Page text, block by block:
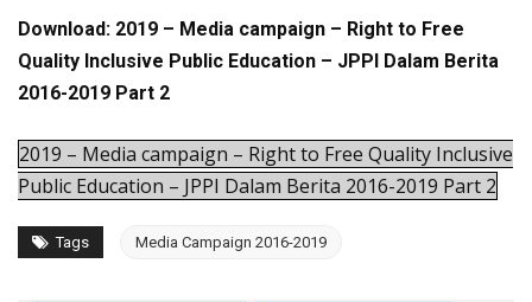
Download: 2019 – Media campaign – Right to Free
Quality Inclusive Public Education – JPPI Dalam Berita
2016-2019 Part 2
2019 – Media campaign – Right to Free Quality Inclusive
Public Education – JPPI Dalam Berita 2016-2019 Part 2
Tags Media Campaign 2016-2019